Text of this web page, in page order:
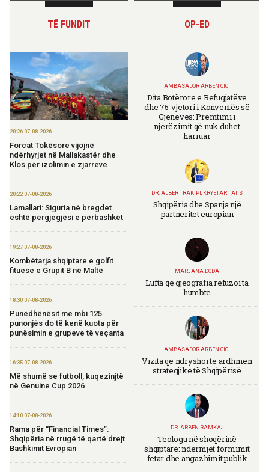
TË FUNDIT
20:26 07-08-2026
Forcat Tokësore vijojnë
ndërhyrjet në Mallakastër dhe
Klos për izolimin e zjarreve
20:22 07-08-2026
Lamallari: Siguria në bregdet
është përgjegjësi e përbashkët
19:27 07-08-2026
Kombëtarja shqiptare e golfit
fituese e Grupit B në Maltë
18:30 07-08-2026
Punëdhënësit me mbi 125
punonjës do të kenë kuota për
punësimin e grupeve të veçanta
16:35 07-08-2026
Më shumë se futboll, kuqezinjtë
në Genuine Cup 2026
14:10 07-08-2026
Rama për “Financial Times”:
Shqipëria në rrugë të qartë drejt
Bashkimit Evropian
OP-ED
AMBASADOR ARBEN CICI
Dita Botërore e Refugjatëve
dhe 75-vjetori i Konventës së
Gjenevës: Premtimi i
njerëzimit që nuk duhet
harruar
DR. ALBERT RAKIPI, KRYETAR I AIIS
Shqipëria dhe Spanja një
partneritet europian
MARJANA DODA
Lufta që gjeografia refuzoi ta
humbte
AMBASADOR ARBEN CICI
Vizita që ndryshoi të ardhmen
strategjike të Shqipërisë
DR. ARBEN RAMKAJ
Teologu në shoqërinë
shqiptare: ndërmjet formimit
fetar dhe angazhimit publik